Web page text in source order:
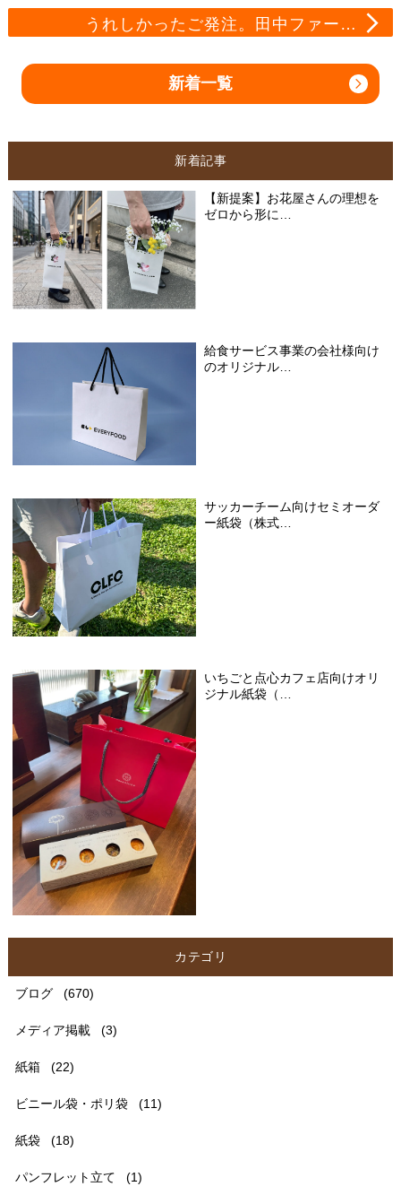
うれしかったご発注。田中ファー…
新着一覧
新着記事
【新提案】お花屋さんの理想を
ゼロから形に…
給食サービス事業の会社様向け
のオリジナル…
サッカーチーム向けセミオーダ
ー紙袋（株式…
いちごと点心カフェ店向けオリ
ジナル紙袋（…
カテゴリ
ブログ (670)
メディア掲載 (3)
紙箱 (22)
ビニール袋・ポリ袋 (11)
紙袋 (18)
パンフレット立て (1)